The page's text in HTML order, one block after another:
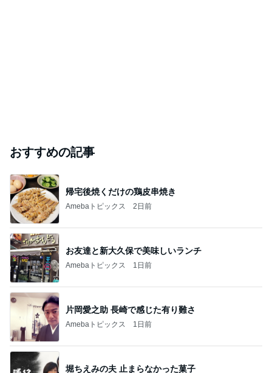
おすすめの記事
帰宅後焼くだけの鶏皮串焼き
Amebaトピックス 2日前
お友達と新大久保で美味しいランチ
Amebaトピックス 1日前
片岡愛之助 長崎で感じた有り難さ
Amebaトピックス 1日前
堀ちえみの夫 止まらなかった菓子